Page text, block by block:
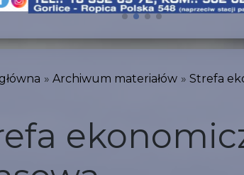
Archiwum materiałów Strefa